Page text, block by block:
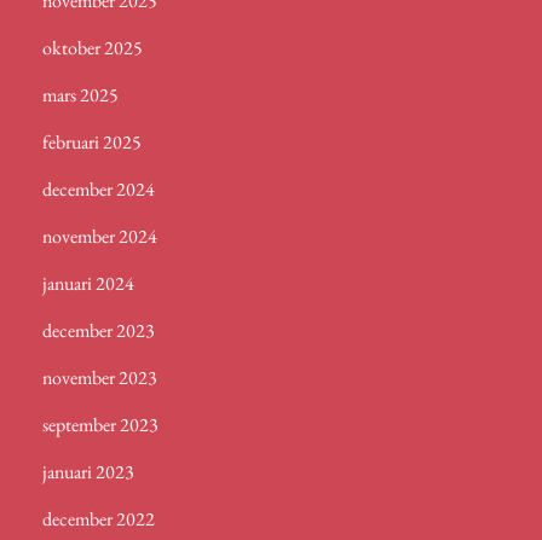
oktober 2025
mars 2025
februari 2025
december 2024
november 2024
januari 2024
december 2023
november 2023
september 2023
januari 2023
december 2022